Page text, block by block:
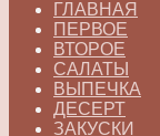
ГЛАВНАЯ
ПЕРВОЕ
ВТОРОЕ
САЛАТЫ
ВЫПЕЧКА
ДЕСЕРТ
ЗАКУСКИ